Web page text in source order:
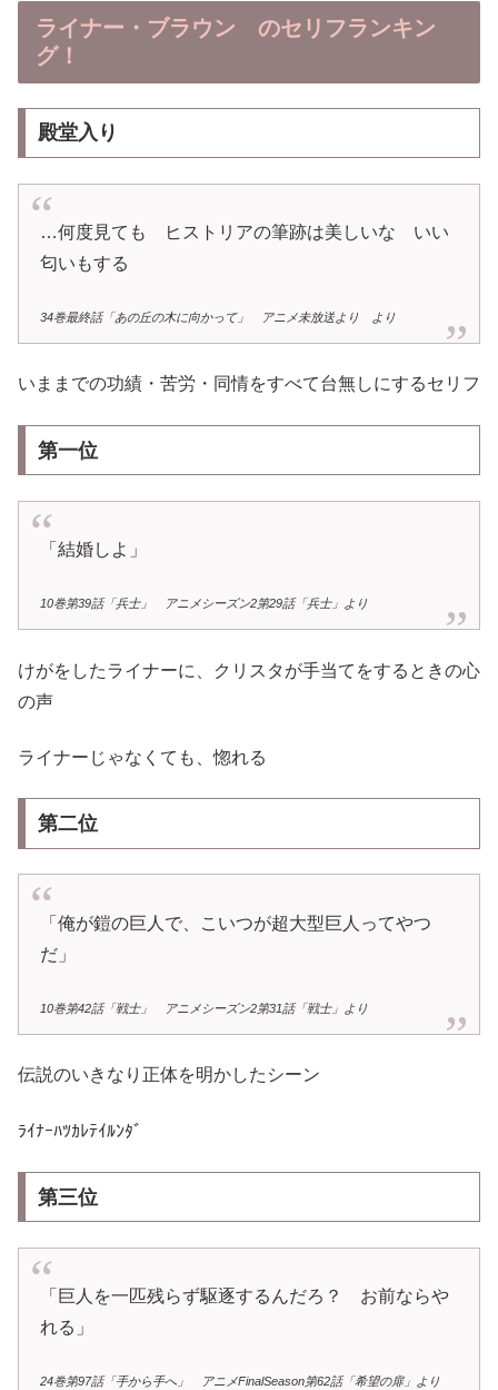
ライナー・ブラウン のセリフランキン
グ！
殿堂入り
…何度見ても ヒストリアの筆跡は美しいな いい
匂いもする
34巻最終話「あの丘の木に向かって」 アニメ未放送より より
いままでの功績・苦労・同情をすべて台無しにするセリフ
第一位
「結婚しよ」
10巻第39話「兵士」 アニメシーズン2第29話「兵士」より
けがをしたライナーに、クリスタが手当てをするときの心
の声
ライナーじゃなくても、惚れる
第二位
「俺が鎧の巨人で、こいつが超大型巨人ってやつ
だ」
10巻第42話「戦士」 アニメシーズン2第31話「戦士」より
伝説のいきなり正体を明かしたシーン
ﾗｲﾅｰﾊﾂｶﾚﾃｲﾙﾝﾀﾞ
第三位
「巨人を一匹残らず駆逐するんだろ？ お前ならや
れる」
24巻第97話「手から手へ」 アニメFinalSeason第62話「希望の扉」より